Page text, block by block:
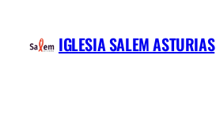
contenidoIGLESIA SALEM ASTURIAS